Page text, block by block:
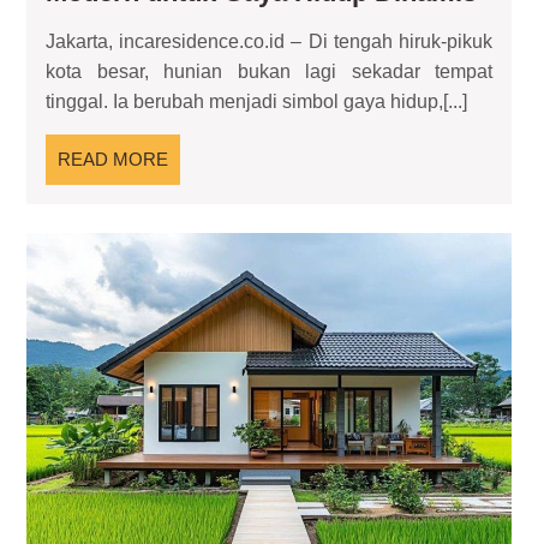
Jakarta, incaresidence.co.id – Di tengah hiruk-pikuk
kota besar, hunian bukan lagi sekadar tempat
tinggal. Ia berubah menjadi simbol gaya hidup,[...]
READ MORE
MORE